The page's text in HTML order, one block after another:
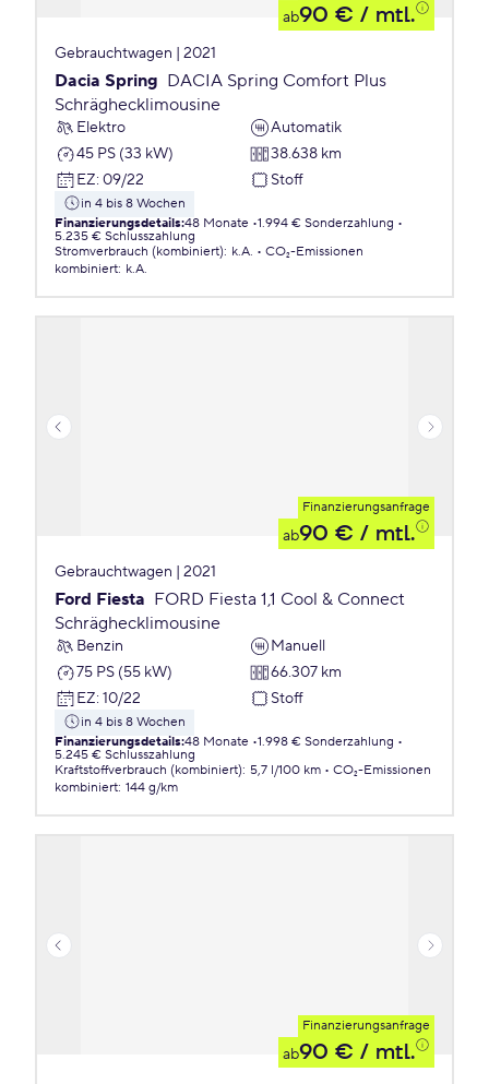
ab90 € / mtl.
Gebrauchtwagen | 2021
Dacia Spring DACIA Spring Comfort Plus
Schräghecklimousine
Elektro
Automatik
45 PS (33 kW)
38.638 km
EZ: 09/22 Stoff
in 4 bis 8 Wochen
Finanzierungsdetails:48 Monate 1.994 € Sonderzahlung
5.235 € Schlusszahlung
Stromverbrauch (kombiniert): k.A.
CO₂-Emissionen
kombiniert: k.A.
Finanzierungsanfrage
ab90 € / mtl.
Gebrauchtwagen | 2021
Ford Fiesta FORD Fiesta 1,1 Cool & Connect
Schräghecklimousine
Benzin
Manuell
75 PS (55 kW)
66.307 km
EZ: 10/22 Stoff
in 4 bis 8 Wochen
Finanzierungsdetails:48 Monate 1.998 € Sonderzahlung
5.245 € Schlusszahlung
Kraftstoffverbrauch (kombiniert): 5,7 l/100 km
CO₂-Emissionen
kombiniert: 144 g/km
Finanzierungsanfrage
ab90 € / mtl.